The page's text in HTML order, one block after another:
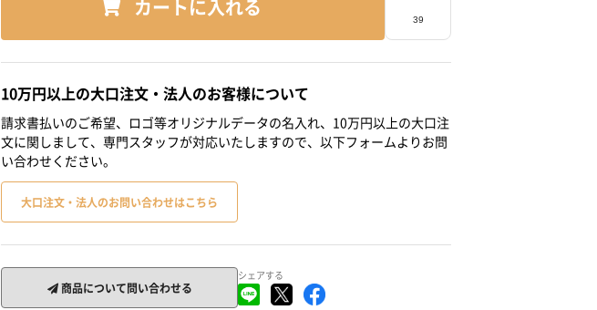
カートに入れる
10万円以上の大口注文・法人のお客様について
請求書払いのご希望、ロゴ等オリジナルデータの名入れ、10万円以上の大口注
文に関しまして、専門スタッフが対応いたしますので、以下フォームよりお問
い合わせください。
大口注文・法人のお問い合わせはこちら
商品について問い合わせる
シェアする